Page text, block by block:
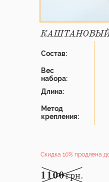
Состав:
Вес
набора:
Длина:
Метод
крепления:
Скидка 10% продлена
1100грн.